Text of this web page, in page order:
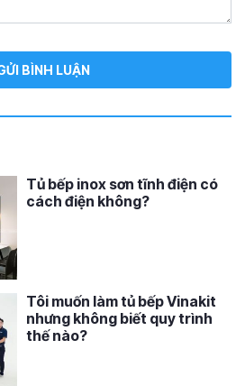
Tủ bếp inox sơn tĩnh điện có
cách điện không?
Tôi muốn làm tủ bếp Vinakit
nhưng không biết quy trình
thế nào?